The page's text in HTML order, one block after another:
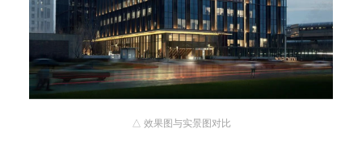
△ 效果图与实景图对比